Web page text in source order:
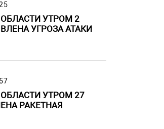
УТРОМ 2
УГРОЗА АТАКИ
УТРОМ 27
РАКЕТНАЯ